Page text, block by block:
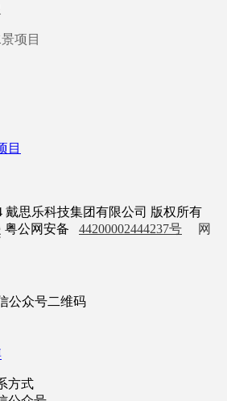
项目
目
戴思乐科技集团有限公司 版权所有
粤公网安备 44200002444237号
网